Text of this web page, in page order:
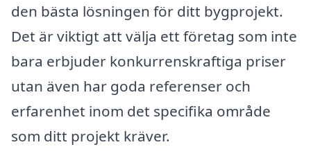
den bästa lösningen för ditt bygprojekt.
Det är viktigt att välja ett företag som inte
bara erbjuder konkurrenskraftiga priser
utan även har goda referenser och
erfarenhet inom det specifika område
som ditt projekt kräver.